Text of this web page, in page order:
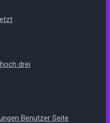
drei
Benutzer Seite